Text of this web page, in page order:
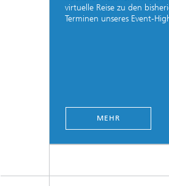
virtuelle Reise zu den
Terminen unseres Event-
MEHR